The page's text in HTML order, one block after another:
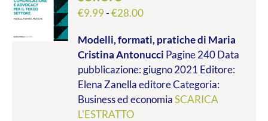
€9.99-€28.00Fascia
prezzo:
da
€9.99
a
€28.00
Modelli, formati, pratichedi Maria
Cristina Antonucci Pagine 240 Data
pubblicazione: giugno 2021 Editore:
Elena Zanella editore Categoria:
Business ed economiaSCARICA
L'ESTRATTO